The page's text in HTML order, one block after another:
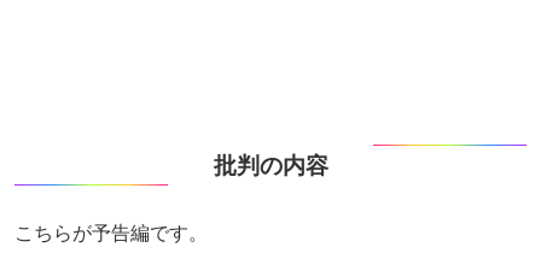
批判の内容
こちらが予告編です。